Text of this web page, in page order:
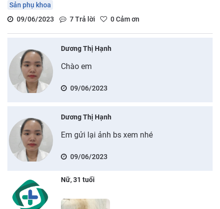
Sản phụ khoa
09/06/2023
7Trả lời 0Cảm ơn
Dương Thị Hạnh
Chào em
09/06/2023
Dương Thị Hạnh
Em gửi lại ảnh bs xem nhé
09/06/2023
Nữ, 31 tuổi